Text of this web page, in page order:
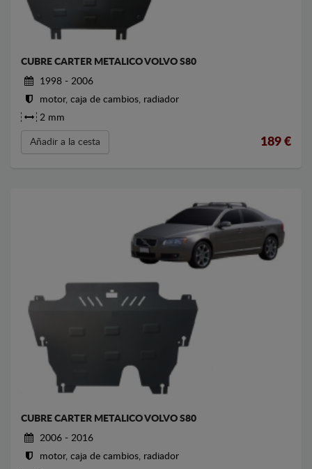
CUBRE CARTER METALICO VOLVO S80
1998 - 2006
motor, caja de cambios, radiador
2 mm
Añadir a la cesta 189 €
CUBRE CARTER METALICO VOLVO S80
2006 - 2016
motor, caja de cambios, radiador